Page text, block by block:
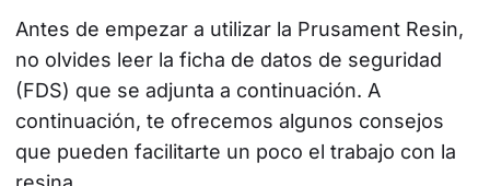
Antes de empezar a utilizar la Prusament Resin,
no olvides leer la ficha de datos de seguridad
(FDS) que se adjunta a continuación. A
continuación, te ofrecemos algunos consejos
que pueden facilitarte un poco el trabajo con la